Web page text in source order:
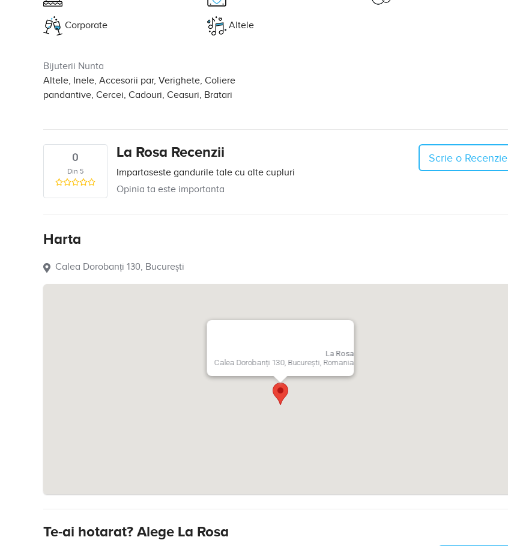
Corporate Altele
Bijuterii Nunta
Altele, Inele, Accesorii par, Verighete, Coliere
pandantive, Cercei, Cadouri, Ceasuri, Bratari
0
Din 5
La Rosa Recenzii
Impartaseste gandurile tale cu alte cupluri
Opinia ta este importanta
Scrie o Recenzie
Harta
Calea Dorobanți 130, București
La Rosa
Calea Dorobanți 130, București, Romania
Te-ai hotarat? Alege La Rosa